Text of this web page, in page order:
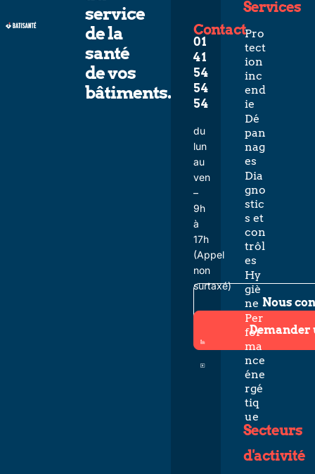
service
de la
santé
de vos
bâtiments.
Contact
01
41
54
54
54
du
lun
au
ven
–
9h
à
17h
(Appel
non
surtaxé)
Nous
Demander
Services
Pro
tect
ion
inc
end
ie
Dé
pan
nag
es
Dia
gno
stic
s et
con
trôl
es
Hy
giè
ne
Per
for
ma
nce
éne
rgé
tiq
ue
Secteurs
d'activité